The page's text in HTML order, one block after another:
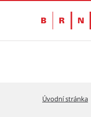
Úvodní stránka